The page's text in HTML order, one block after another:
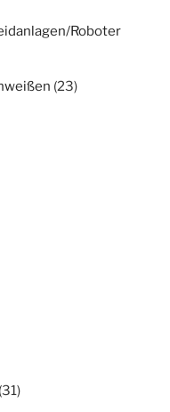
Roboter
(23)
(31)